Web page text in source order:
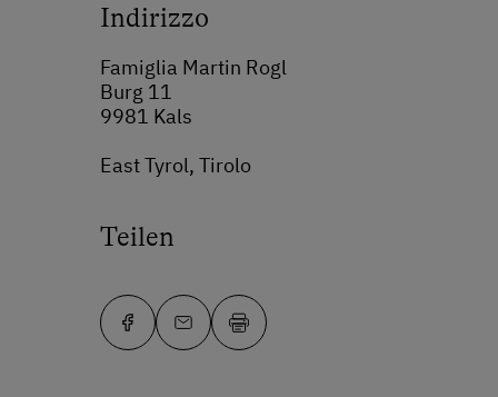
Indirizzo
Famiglia Martin Rogl
Burg 11
9981 Kals
East Tyrol, Tirolo
Teilen